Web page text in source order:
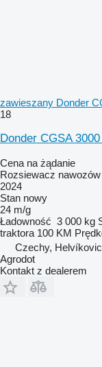
zawieszany Donder
18
Donder CGSA
Cena na żądanie
Rozsiewacz
2024
Stan nowy
24 m/g
Ładowność 3 000 kg
traktora 100 KM
Czechy,
Agrodot
Kontakt z dealerem